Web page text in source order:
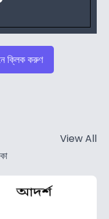
ক্লিক করুণ
View All